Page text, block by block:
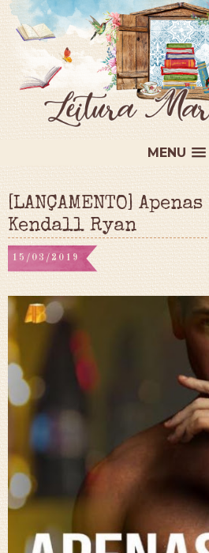
MENU
[LANÇAMENTO]
Kendall Ryan
15/03/2019